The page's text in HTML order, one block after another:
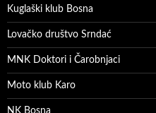
Kuglaški klub Bosna
Lovačko društvo Srndać
MNK Doktori i Čarobnjaci
Moto klub Karo
NK Bosna